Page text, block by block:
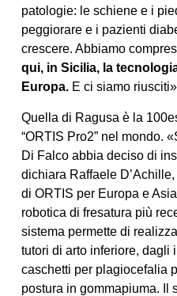
patologie: le schiene e i
peggiorare e i pazienti
crescere. Abbiamo
qui, in Sicilia, la
Europa.E ci siamo
Quella di Ragusa è la
“ORTIS Pro2” nel mondo.
Di Falco abbia deciso di
dichiara Raffaele
di ORTIS per Europa e
robotica di fresatura più
sistema permette di
tutori di arto inferiore, dagli
caschetti per plagiocefalia
postura in gommapiuma. Il